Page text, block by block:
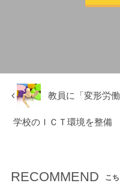
教員に「変形労
学校のＩＣＴ環境を整
RECOMMEND こ